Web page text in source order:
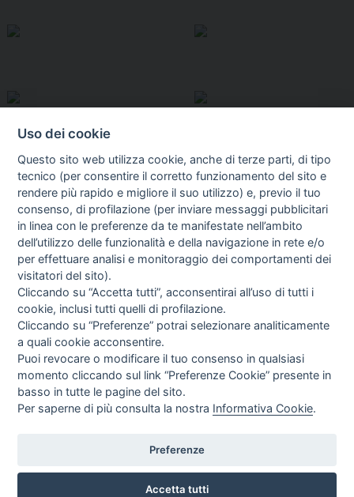
I libri Vedi tutti
Direttrice Responsabile: Alessandra Costante | Registrazione al Tribunale Civile
Uso dei cookie
Questo sito web utilizza cookie, anche di terze parti, di tipo
tecnico (per consentire il corretto funzionamento del sito e
rendere più rapido e migliore il suo utilizzo) e, previo il tuo
consenso, di profilazione (per inviare messaggi pubblicitari
in linea con le preferenze da te manifestate nell’ambito
dell’utilizzo delle funzionalità e della navigazione in rete e/o
per effettuare analisi e monitoraggio dei comportamenti dei
visitatori del sito).
Cliccando su “Accetta tutti”, acconsentirai all’uso di tutti i
cookie, inclusi tutti quelli di profilazione.
Cliccando su “Preferenze” potrai selezionare analiticamente
a quali cookie acconsentire.
Puoi revocare o modificare il tuo consenso in qualsiasi
momento cliccando sul link “Preferenze Cookie” presente in
basso in tutte le pagine del sito.
Per saperne di più consulta la nostra Informativa Cookie.
Preferenze
Accetta tutti